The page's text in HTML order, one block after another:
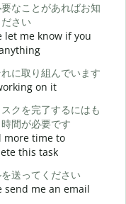
なことがあればお知
さい
let me know if you
に取り組んでいます
on it
クを完了するにはも
間が必要です
more time to
this task
送ってください
send me an email